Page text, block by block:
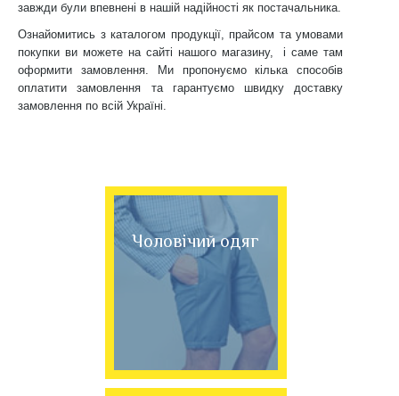
завжди були впевнені в нашій надійності як постачальника.
Ознайомитись з каталогом продукції, прайсом та умовами
покупки ви можете на сайті нашого магазину, і саме там
оформити замовлення. Ми пропонуємо кілька способів
оплатити замовлення та гарантуємо швидку доставку
замовлення по всій Україні.
Чоловічий одяг